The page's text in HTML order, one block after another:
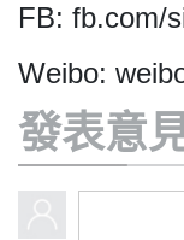
FB: fb.com/
Weibo:
發表意